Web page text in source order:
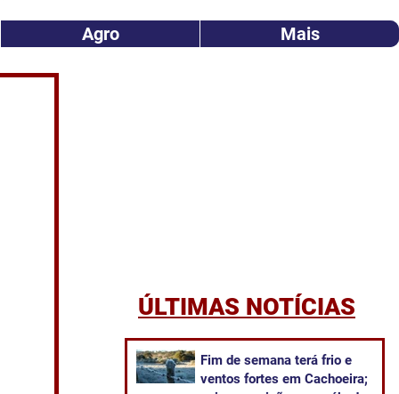
Agro Mais
ÚLTIMAS NOTÍCIAS
Fim de semana terá frio e
ventos fortes em Cachoeira;